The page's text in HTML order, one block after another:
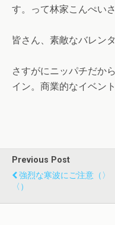
す。って林家こんぺい
皆さん、素敵なバレン
さすがにニッパチだか
イン。商業的なイベン
Previous Post
強烈な寒波にご注意（〉
〈）